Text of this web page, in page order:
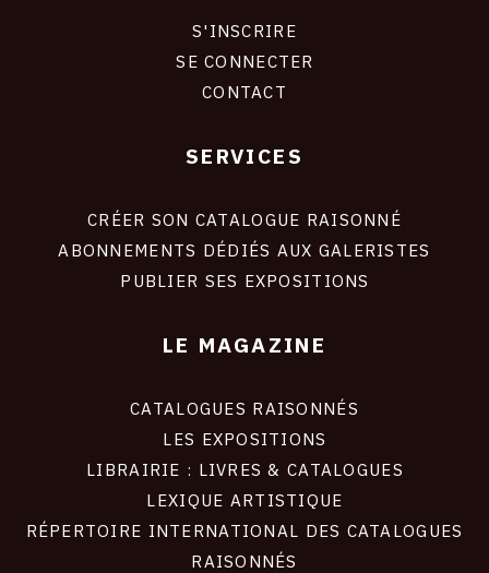
S'INSCRIRE
SE CONNECTER
CONTACT
SERVICES
CRÉER SON CATALOGUE RAISONNÉ
ABONNEMENTS DÉDIÉS AUX GALERISTES
PUBLIER SES EXPOSITIONS
LE MAGAZINE
CATALOGUES RAISONNÉS
LES EXPOSITIONS
LIBRAIRIE : LIVRES & CATALOGUES
LEXIQUE ARTISTIQUE
RÉPERTOIRE INTERNATIONAL DES CATALOGUES
RAISONNÉS